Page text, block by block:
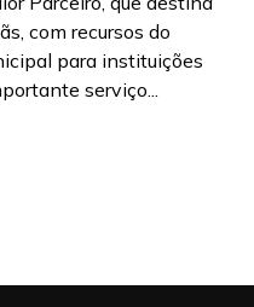
com recursos do
para instituições
serviço...